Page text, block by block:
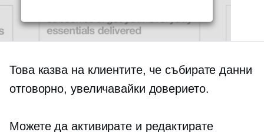
Това казва на клиентите, че събирате данни
отговорно, увеличавайки доверието.
Можете да активирате и редактирате